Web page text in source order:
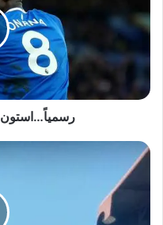
يضم
امادو
رسمياً…استون
محافظ
أسيوط